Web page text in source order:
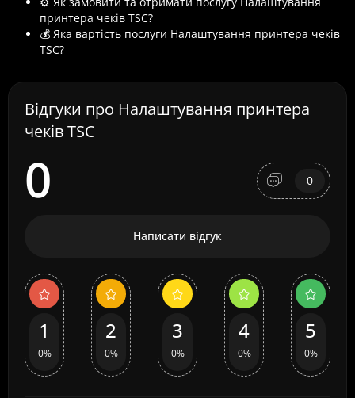
принтера чеків TSC?
💰 Яка вартість послуги Налаштування принтера чеків
TSC?
Відгуки про Налаштування принтера
чеків TSC
0 0
Написати відгук
1
0%
2
0%
3
0%
4
0%
5
0%